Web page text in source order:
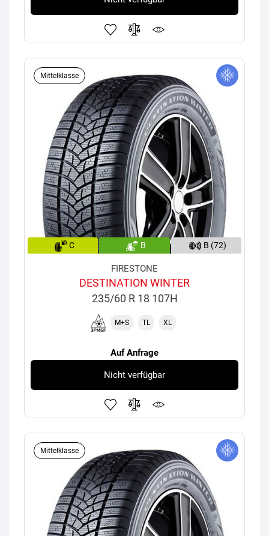
Mittelklasse
C B B (72)
FIRESTONE
DESTINATION WINTER
235/60 R 18 107H
M+S TL XL
Auf Anfrage
Nicht verfügbar
Mittelklasse